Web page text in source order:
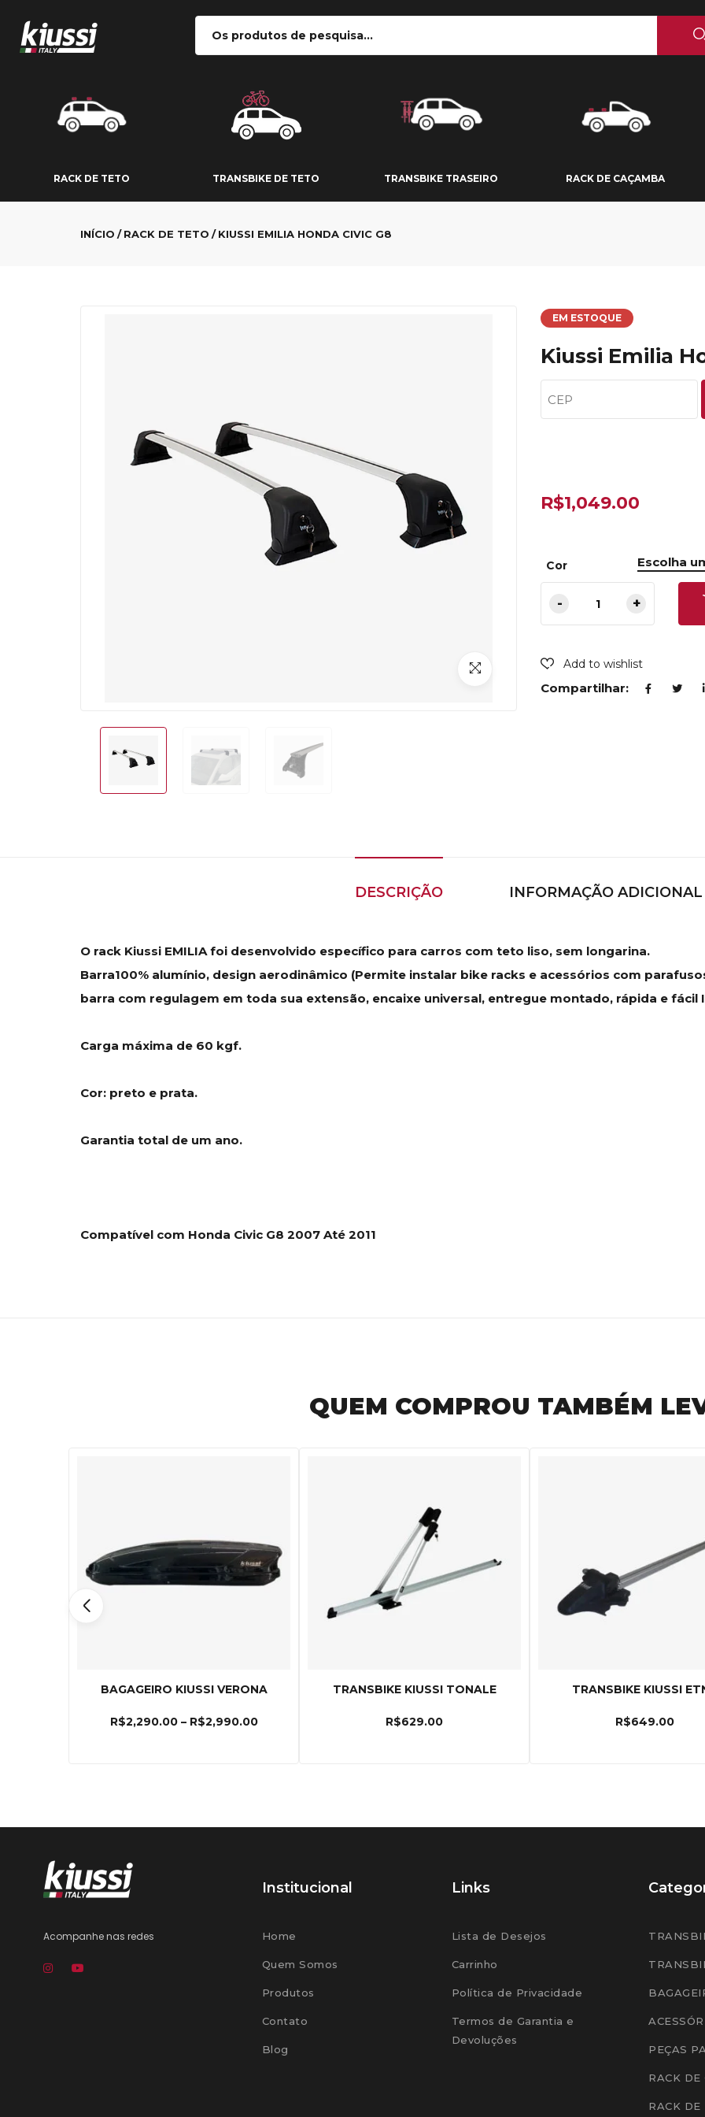
RACK DE TETO TRANSBIKE DE TETO TRANSBIKE TRASEIRO RACK DE CAÇAMBA
TRANSBIKE DE TETO
INÍCIO RACK DE TETO KIUSSI EMILIA HONDA CIVIC G8
EM ESTOQUE
Kiussi Emilia
R$1,049.00
Cor
Add to wishlist
Compartilhar:
DESCRIÇÃO INFORMAÇÃO ADICIONAL
O rack Kiussi EMILIA foi desenvolvido específico para carros com teto liso, sem longarina.
Barra100% alumínio, design aerodinâmico (Permite instalar bike racks e acessórios com
barra com regulagem em toda sua extensão, encaixe universal, entregue montado, rápida e fácil
Carga máxima de 60 kgf.
Cor: preto e prata.
Garantia total de um ano.
Compatível com Honda Civic G8 2007 Até 2011
QUEM COMPROU TAMBÉM
BAGAGEIRO KIUSSI VERONA
R$2,290.00 – R$2,990.00
TRANSBIKE KIUSSI TONALE
R$629.00
TRANSBIKE KIUSSI
R$649.00
Acompanhe nas redes
Institucional
Home
Quem Somos
Produtos
Contato
Blog
Links
Lista de Desejos
Carrinho
Política de Privacidade
Termos de Garantia e
Devoluções
PEÇAS
RACK DE
RACK DE